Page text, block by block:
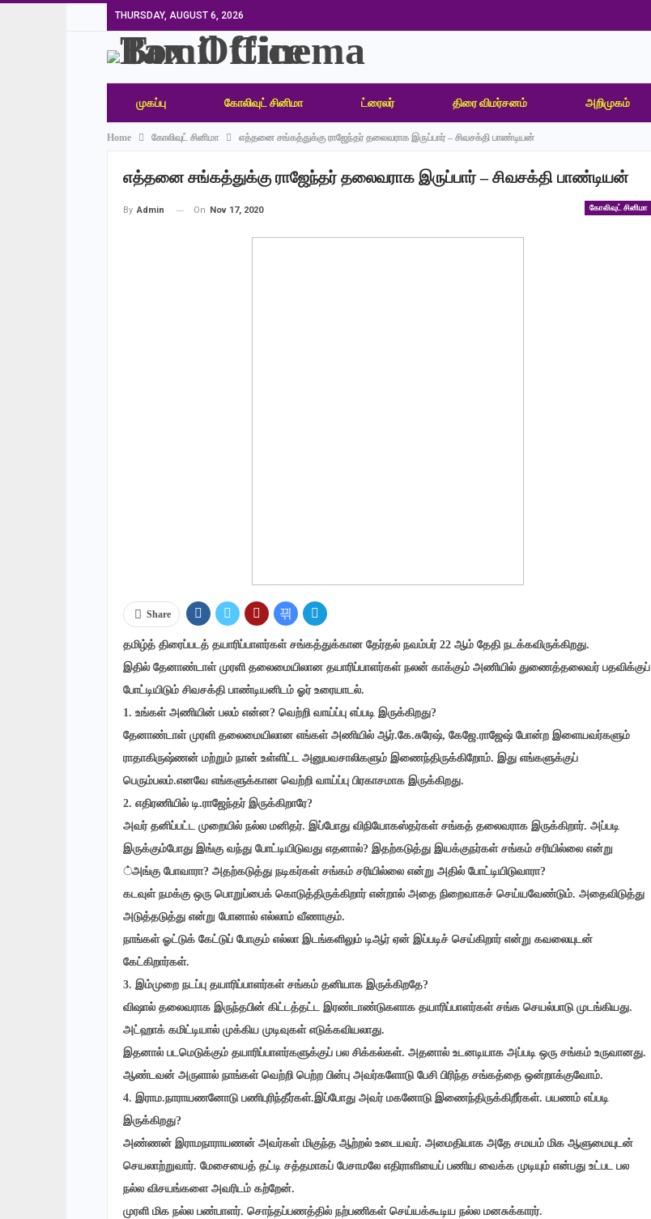
THURSDAY, AUGUST 6, 2026
முகப்பு கோலிவுட் சினிமா ட்ரைலர் திரை விமர்சனம் அறிமுகம்
Home கோலிவுட் சினிமா எத்தனை சங்கத்துக்கு ராஜேந்தர் தலைவராக இருப்பார் – சிவசக்தி பாண்டியன்
எத்தனை சங்கத்துக்கு ராஜேந்தர் தலைவராக இருப்பார் – சிவசக்தி பாண்டியன்
கோலிவுட் சினிமா
By Admin On Nov 17, 2020
Share
தமிழ்த் திரைப்படத் தயாரிப்பாளர்கள் சங்கத்துக்கான தேர்தல் நவம்பர் 22 ஆம் தேதி நடக்கவிருக்கிறது.
இதில் தேனாண்டாள் முரளி தலைமையிலான தயாரிப்பாளர்கள் நலன் காக்கும் அணியில் துணைத்தலைவர் பதவிக்குப்
போட்டியிடும் சிவசக்தி பாண்டியனிடம் ஓர் உரையாடல்.
1. உங்கள் அணியின் பலம் என்ன? வெற்றி வாய்ப்பு எப்படி இருக்கிறது?
தேனாண்டாள் முரளி தலைமையிலான எங்கள் அணியில் ஆர்.கே.சுரேஷ், கேஜே.ராஜேஷ் போன்ற இளையவர்களும்
ராதாகிருஷ்ணன் மற்றும் நான் உள்ளிட்ட அனுபவசாலிகளும் இணைந்திருக்கிறோம். இது எங்களுக்குப்
பெரும்பலம்.எனவே எங்களுக்கான வெற்றி வாய்ப்பு பிரகாசமாக இருக்கிறது.
2. எதிரணியில் டி.ராஜேந்தர் இருக்கிறாரே?
அவர் தனிப்பட்ட முறையில் நல்ல மனிதர். இப்போது விநியோகஸ்தர்கள் சங்கத் தலைவராக இருக்கிறார். அப்படி
இருக்கும்போது இங்கு வந்து போட்டியிடுவது எதனால்? இதற்கடுத்து இயக்குநர்கள் சங்கம் சரியில்லை என்று
்அங்கு போவாரா? அதற்கடுத்து நடிகர்கள் சங்கம் சரியில்லை என்று அதில் போட்டியிடுவாரா?
கடவுள் நமக்கு ஒரு பொறுப்பைக் கொடுத்திருக்கிறார் என்றால் அதை நிறைவாகச் செய்யவேண்டும். அதைவிடுத்து
அடுத்தடுத்து என்று போனால் எல்லாம் வீணாகும்.
நாங்கள் ஓட்டுக் கேட்டுப் போகும் எல்லா இடங்களிலும் டிஆர் ஏன் இப்படிச் செய்கிறார் என்று கவலையுடன்
கேட்கிறார்கள்.
3. இம்முறை நடப்பு தயாரிப்பாளர்கள் சங்கம் தனியாக இருக்கிறதே?
விஷால் தலைவராக இருந்தபின் கிட்டத்தட்ட இரண்டாண்டுகளாக தயாரிப்பாளர்கள் சங்க செயல்பாடு முடங்கியது.
அட்ஹாக் கமிட்டியால் முக்கிய முடிவுகள் எடுக்கவியலாது.
இதனால் படமெடுக்கும் தயாரிப்பாளர்களுக்குப் பல சிக்கல்கள். அதனால் உடனடியாக அப்படி ஒரு சங்கம் உருவானது.
ஆண்டவன் அருளால் நாங்கள் வெற்றி பெற்ற பின்பு அவர்களோடு பேசி பிரிந்த சங்கத்தை ஒன்றாக்குவோம்.
4. இராம.நாராயணனோடு பணிபுரிந்தீர்கள்.இப்போது அவர் மகனோடு இணைந்திருக்கிறீர்கள். பயணம் எப்படி
இருக்கிறது?
அண்ணன் இராமநாராயணன் அவர்கள் மிகுந்த ஆற்றல் உடையவர். அமைதியாக அதே சமயம் மிக ஆளுமையுடன்
செயலாற்றுவார். மேசையைத் தட்டி சத்தமாகப் பேசாமலே எதிராளியைப் பணிய வைக்க முடியும் என்பது உட்பட பல
நல்ல விசயங்களை அவரிடம் கற்றேன்.
முரளி மிக நல்ல பண்பாளர். சொந்தப்பணத்தில் நற்பணிகள் செய்யக்கூடிய நல்ல மனசுக்காரர்.